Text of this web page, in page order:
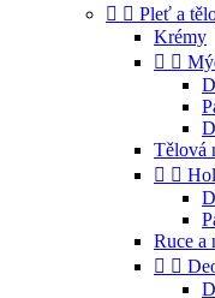
  Pleť a
Krémy
 
Tělová
 
Ruce a
 